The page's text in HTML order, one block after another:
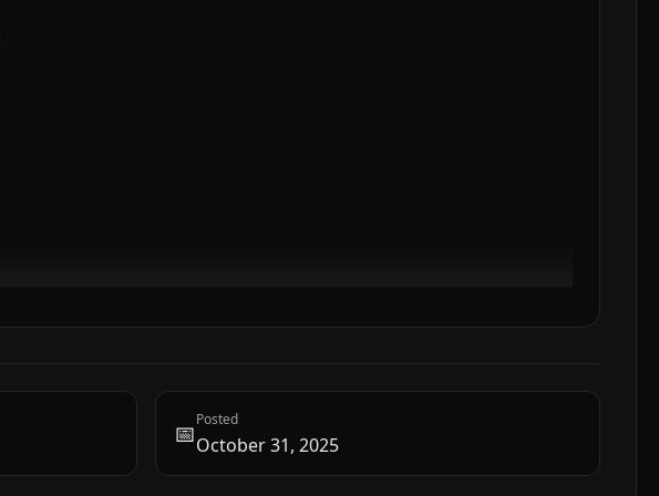
📅Posted
October 31, 2025